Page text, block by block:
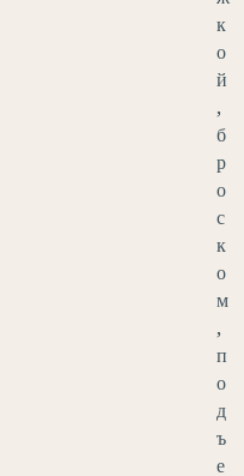
к
о
й
,
б
р
о
с
к
о
м
,
п
о
д
ъ
е